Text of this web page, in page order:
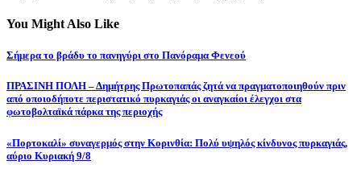
You Might Also Like
Σήμερα το βράδυ το πανηγύρι στο Πανόραμα Φενεού
ΠΡΑΣΙΝΗ ΠΟΛΗ – Δημήτρης Πρωτοπαπάς ζητά να πραγματοποιηθούν πριν
από οποιοδήποτε περιστατικό πυρκαγιάς οι αναγκαίοι έλεγχοι στα
φωτοβολταϊκά πάρκα της περιοχής
«Πορτοκαλί» συναγερμός στην Κορινθία: Πολύ υψηλός κίνδυνος πυρκαγιάς,
αύριο Κυριακή 9/8